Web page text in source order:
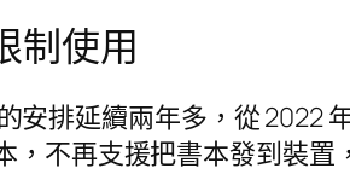
制使用
安排延續兩年多，從 2022
，不再支援把書本發到裝